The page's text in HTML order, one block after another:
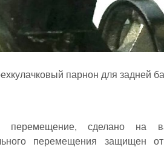
парнон для задней
перемещение, сделано на
перемещения защищен